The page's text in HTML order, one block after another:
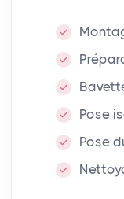
Pose
Pose